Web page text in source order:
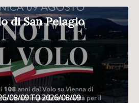
di San Pelagio
08/09 TO 2026/08/09